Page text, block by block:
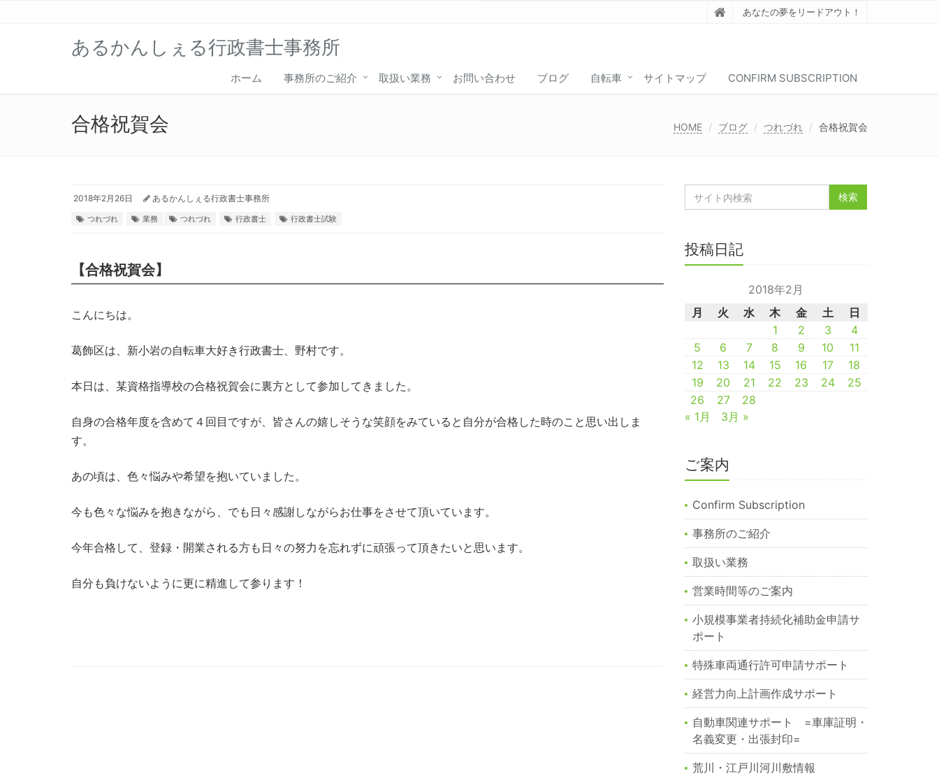
あなたの夢をリードアウト！
あるかんしぇる行政書士事務所
ホーム 事務所のご紹介 取扱い業務 お問い合わせ ブログ 自転車 サイトマップ CONFIRM SUBSCRIPTION
合格祝賀会 HOME ブログ つれづれ 合格祝賀会
2018年2月26日 あるかんしぇる行政書士事務所
つれづれ 業務 つれづれ 行政書士 行政書士試験
【合格祝賀会】
こんにちは。
葛飾区は、新小岩の自転車大好き行政書士、野村です。
本日は、某資格指導校の合格祝賀会に裏方として参加してきました。
自身の合格年度を含めて４回目ですが、皆さんの嬉しそうな笑顔をみていると自分が合格した時のこと思い出しま
す。
あの頃は、色々悩みや希望を抱いていました。
今も色々な悩みを抱きながら、でも日々感謝しながらお仕事をさせて頂いています。
今年合格して、登録・開業される方も日々の努力を忘れずに頑張って頂きたいと思います。
自分も負けないように更に精進して参ります！
投稿日記
2018年2月
月
火 水 木 金 土
日
1
2 3
4
5
6 7 8 9 10
11
12
13 14 15 16 17
18
19
20 21 22 23 24
25
26
27
28
« 1月
3月 »
ご案内
Confirm Subscription
事務所のご紹介
取扱い業務
営業時間等のご案内
小規模事業者持続化補助金申請サ
ポート
特殊車両通行許可申請サポート
経営力向上計画作成サポート
自動車関連サポート =車庫証明・
名義変更・出張封印=
荒川・江戸川河川敷情報